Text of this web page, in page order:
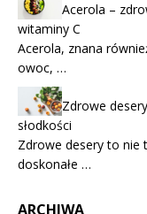
Acerola –
witaminy C
Acerola, znana
owoc, …
Zdrowe
słodkości
Zdrowe desery to nie
doskonałe …
ARCHIWA